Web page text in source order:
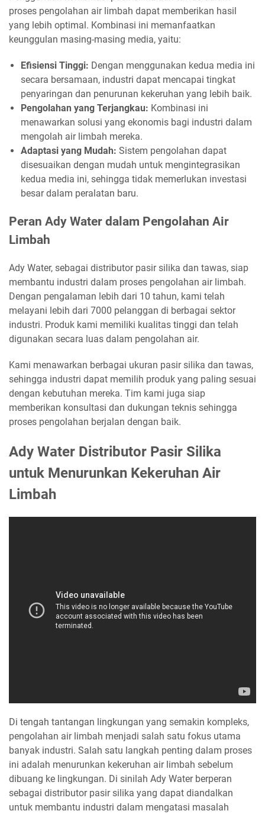
proses pengolahan air limbah dapat memberikan hasil
yang lebih optimal. Kombinasi ini memanfaatkan
keunggulan masing-masing media, yaitu:
Efisiensi Tinggi: Dengan menggunakan kedua media ini
secara bersamaan, industri dapat mencapai tingkat
penyaringan dan penurunan kekeruhan yang lebih baik.
Pengolahan yang Terjangkau: Kombinasi ini
menawarkan solusi yang ekonomis bagi industri dalam
mengolah air limbah mereka.
Adaptasi yang Mudah: Sistem pengolahan dapat
disesuaikan dengan mudah untuk mengintegrasikan
kedua media ini, sehingga tidak memerlukan investasi
besar dalam peralatan baru.
Peran Ady Water dalam Pengolahan Air
Limbah
Ady Water, sebagai distributor pasir silika dan tawas, siap
membantu industri dalam proses pengolahan air limbah.
Dengan pengalaman lebih dari 10 tahun, kami telah
melayani lebih dari 7000 pelanggan di berbagai sektor
industri. Produk kami memiliki kualitas tinggi dan telah
digunakan secara luas dalam pengolahan air.
Kami menawarkan berbagai ukuran pasir silika dan tawas,
sehingga industri dapat memilih produk yang paling sesuai
dengan kebutuhan mereka. Tim kami juga siap
memberikan konsultasi dan dukungan teknis sehingga
proses pengolahan berjalan dengan baik.
Ady Water Distributor Pasir Silika
untuk Menurunkan Kekeruhan Air
Limbah
Di tengah tantangan lingkungan yang semakin kompleks,
pengolahan air limbah menjadi salah satu fokus utama
banyak industri. Salah satu langkah penting dalam proses
ini adalah menurunkan kekeruhan air limbah sebelum
dibuang ke lingkungan. Di sinilah Ady Water berperan
sebagai distributor pasir silika yang dapat diandalkan
untuk membantu industri dalam mengatasi masalah